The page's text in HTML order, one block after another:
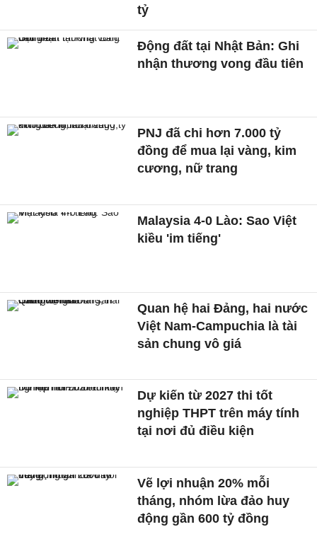
tỷ
Động đất tại Nhật Bản: Ghi
nhận thương vong đầu tiên
PNJ đã chi hơn 7.000 tỷ
đồng để mua lại vàng, kim
cương, nữ trang
Malaysia 4-0 Lào: Sao Việt
kiều 'im tiếng'
Quan hệ hai Đảng, hai nước
Việt Nam-Campuchia là tài
sản chung vô giá ​
Dự kiến từ 2027 thi tốt
nghiệp THPT trên máy tính
tại nơi đủ điều kiện
Vẽ lợi nhuận 20% mỗi
tháng, nhóm lừa đảo huy
động gần 600 tỷ đồng